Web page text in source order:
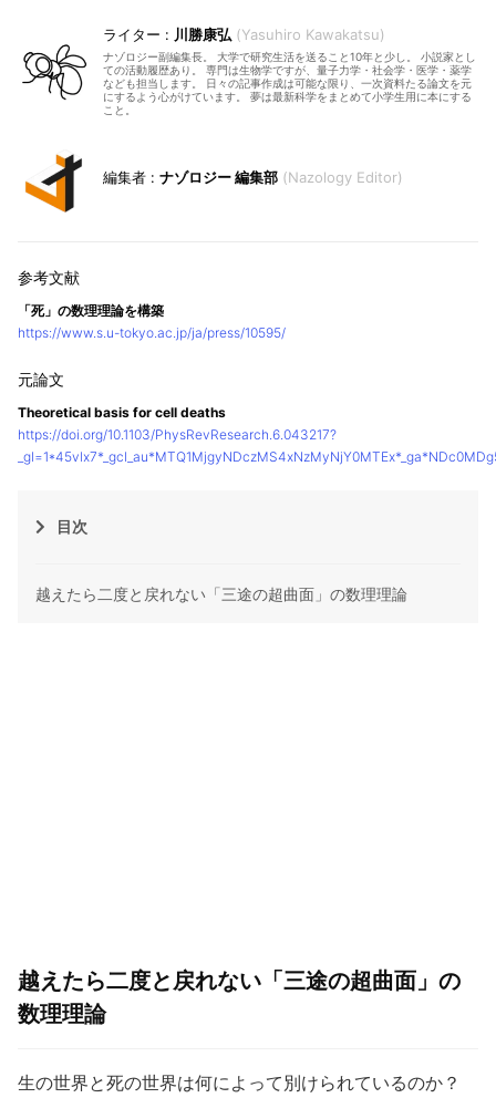
川勝康弘 Yasuhiro Kawakatsu
ナゾロジー副編集長。 大学で研究生活を送ること10年と少し。 小説家とし
ての活動履歴あり。 専門は生物学ですが、量子力学・社会学・医学・薬学
なども担当します。 日々の記事作成は可能な限り、一次資料たる論文を元
にするよう心がけています。 夢は最新科学をまとめて小学生用に本にする
こと。
ナゾロジー 編集部 Nazology Editor
「死」の数理理論を構築
https://www.s.u-tokyo.ac.jp/ja/press/10595/
Theoretical basis for cell deaths
https://doi.org/10.1103/PhysRevResearch.6.043217?
目次
越えたら二度と戻れない「三途の超曲面」の数理理論
越えたら二度と戻れない「三途の超曲面」の
数理理論
生の世界と死の世界は何によって別けられているのか？